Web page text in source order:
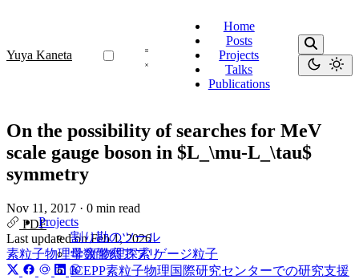
Yuya Kaneta
Home
Posts
Projects
Talks
Publications
Projects
割り勘のツール
母数警察アプリ
ICEPP素粒子物理国際研究センターでの研究支援
On the possibility of searches for MeV
scale gauge boson in $L_\mu-L_\tau$
symmetry
Nov 11, 2017 · 0 min read
PDF
Last updated onFeb 1, 2026
素粒子物理学 新物理探索 ゲージ粒子